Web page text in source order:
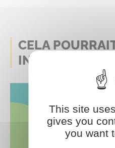
CELA
INTERESSER
This site
gives you
you want